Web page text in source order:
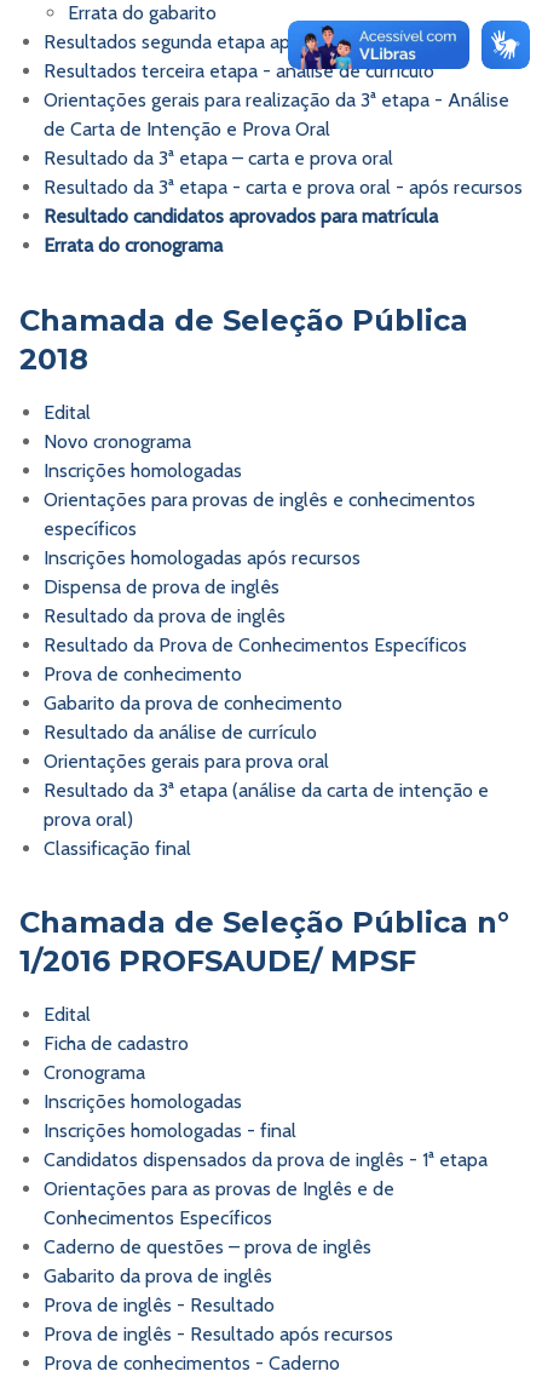
Errata do gabarito
Resultados segunda etapa após recurso
Resultados terceira etapa - análise de currículo
Orientações gerais para realização da 3ª etapa - Análise
de Carta de Intenção e Prova Oral
Resultado da 3ª etapa – carta e prova oral
Resultado da 3ª etapa - carta e prova oral - após recursos
Resultado candidatos aprovados para matrícula
Errata do cronograma
Chamada de Seleção Pública
2018
Edital
Novo cronograma
Inscrições homologadas
Orientações para provas de inglês e conhecimentos
específicos
Inscrições homologadas após recursos
Dispensa de prova de inglês
Resultado da prova de inglês
Resultado da Prova de Conhecimentos Específicos
Prova de conhecimento
Gabarito da prova de conhecimento
Resultado da análise de currículo
Orientações gerais para prova oral
Resultado da 3ª etapa (análise da carta de intenção e
prova oral)
Classificação final
Chamada de Seleção Pública n°
1/2016 PROFSAUDE/ MPSF
Edital
Ficha de cadastro
Cronograma
Inscrições homologadas
Inscrições homologadas - final
Candidatos dispensados da prova de inglês - 1ª etapa
Orientações para as provas de Inglês e de
Conhecimentos Específicos
Caderno de questões – prova de inglês
Gabarito da prova de inglês
Prova de inglês - Resultado
Prova de inglês - Resultado após recursos
Prova de conhecimentos - Caderno